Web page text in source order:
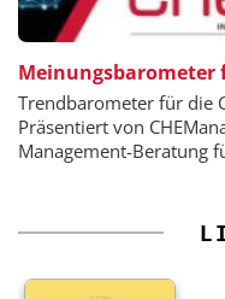
Meinungsbarometer
Trendbarometer für die
Präsentiert von
Management-Beratung